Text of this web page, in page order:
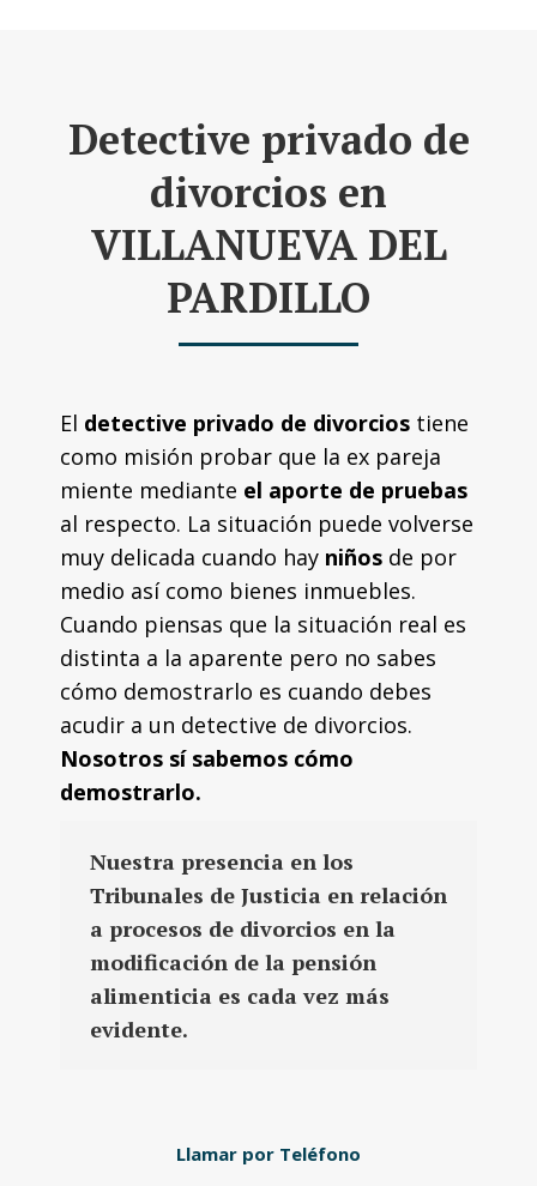
Detective privado de
divorcios en
VILLANUEVA DEL
PARDILLO
El detective privado de divorcios tiene
como misión probar que la ex pareja
miente mediante el aporte de pruebas
al respecto. La situación puede volverse
muy delicada cuando hay niños de por
medio así como bienes inmuebles.
Cuando piensas que la situación real es
distinta a la aparente pero no sabes
cómo demostrarlo es cuando debes
acudir a un detective de divorcios.
Nosotros sí sabemos cómo
demostrarlo.
Nuestra presencia en los
Tribunales de Justicia en relación
a procesos de divorcios en la
modificación de la pensión
alimenticia es cada vez más
evidente.
Llamar por Teléfono